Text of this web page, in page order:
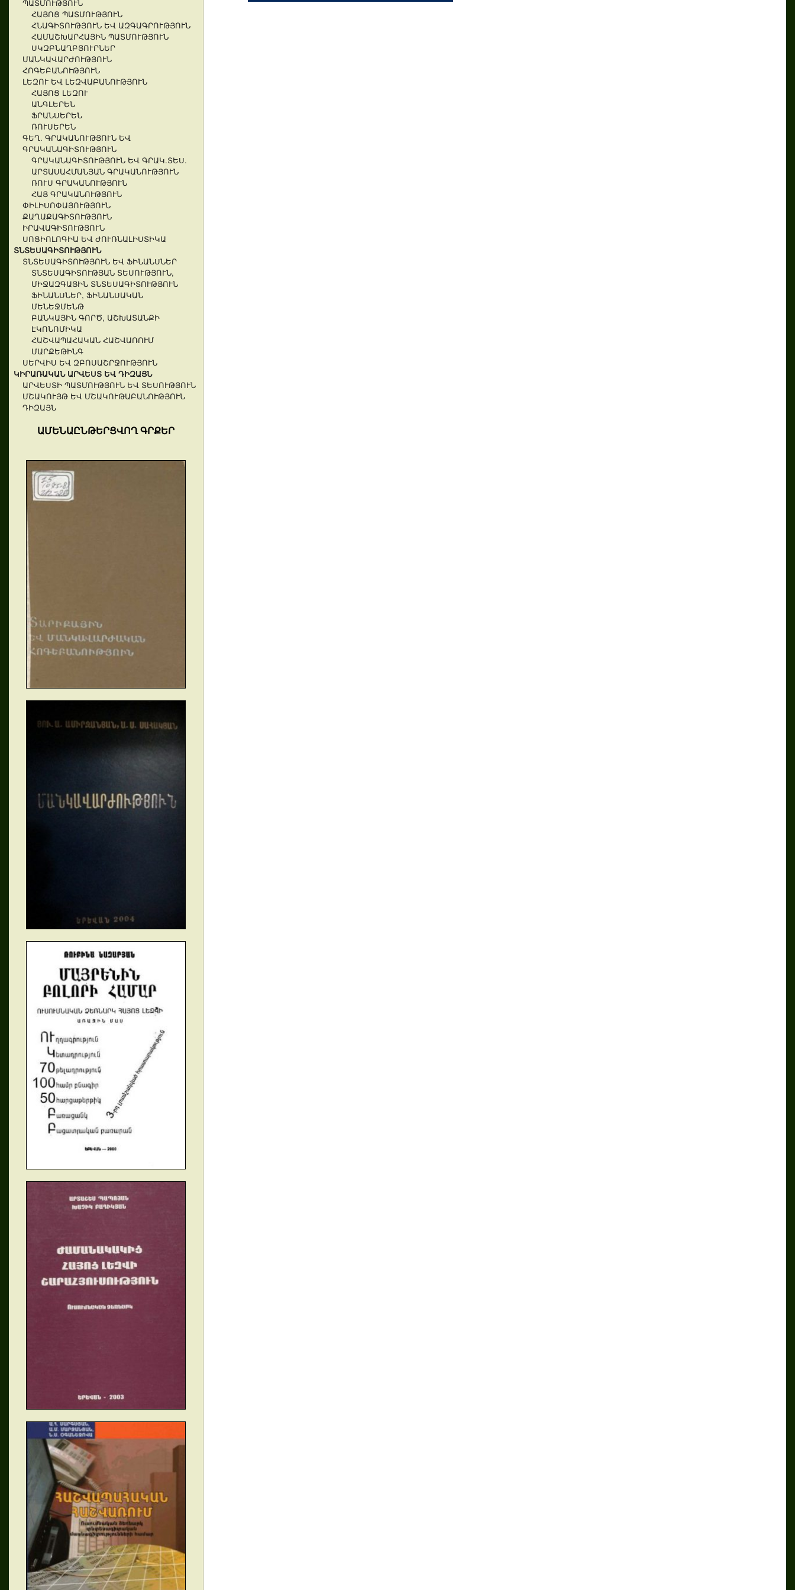
ՊԱՏՄՈՒԹՅՈՒՆ
ՀԱՅՈՑ ՊԱՏՄՈՒԹՅՈՒՆ
ՀՆԱԳԻՏՈՒԹՅՈՒՆ ԵՎ ԱԶԳԱԳՐՈՒԹՅՈՒՆ
ՀԱՄԱՇԽԱՐՀԱՅԻՆ ՊԱՏՄՈՒԹՅՈՒՆ
ՍԿԶԲՆԱՂԲՅՈՒՐՆԵՐ
ՄԱՆԿԱՎԱՐԺՈՒԹՅՈՒՆ
ՀՈԳԵԲԱՆՈՒԹՅՈՒՆ
ԼԵԶՈՒ ԵՎ ԼԵԶՎԱԲԱՆՈՒԹՅՈՒՆ
ՀԱՅՈՑ ԼԵԶՈՒ
ԱՆԳԼԵՐԵՆ
ՖՐԱՆՍԵՐԵՆ
ՌՈՒՍԵՐԵՆ
ԳԵՂ. ԳՐԱԿԱՆՈՒԹՅՈՒՆ ԵՎ
ԳՐԱԿԱՆԱԳԻՏՈՒԹՅՈՒՆ
ԳՐԱԿԱՆԱԳԻՏՈՒԹՅՈՒՆ ԵՎ ԳՐԱԿ.ՏԵՍ.
ԱՐՏԱՍԱՀՄԱՆՅԱՆ ԳՐԱԿԱՆՈՒԹՅՈՒՆ
ՌՈՒՍ ԳՐԱԿԱՆՈՒԹՅՈՒՆ
ՀԱՅ ԳՐԱԿԱՆՈՒԹՅՈՒՆ
ՓԻԼԻՍՈՓԱՅՈՒԹՅՈՒՆ
ՔԱՂԱՔԱԳԻՏՈՒԹՅՈՒՆ
ԻՐԱՎԱԳԻՏՈՒԹՅՈՒՆ
ՍՈՑԻՈԼՈԳԻԱ ԵՎ ԺՈՒՌՆԱԼԻՍՏԻԿԱ
ՏՆՏԵՍԱԳԻՏՈՒԹՅՈՒՆ
ՏՆՏԵՍԱԳԻՏՈՒԹՅՈՒՆ ԵՎ ՖԻՆԱՆՍՆԵՐ
ՏՆՏԵՍԱԳԻՏՈՒԹՅԱՆ ՏԵՍՈՒԹՅՈՒՆ,
ՄԻՋԱԶԳԱՅԻՆ ՏՆՏԵՍԱԳԻՏՈՒԹՅՈՒՆ
ՖԻՆԱՆՍՆԵՐ, ՖԻՆԱՆՍԱԿԱՆ
ՄԵՆԵՋՄԵՆԹ
ԲԱՆԿԱՅԻՆ ԳՈՐԾ, ԱՇԽԱՏԱՆՔԻ
ԷԿՈՆՈՄԻԿԱ
ՀԱՇՎԱՊԱՀԱԿԱՆ ՀԱՇՎԱՌՈՒՄ
ՄԱՐՔԵԹԻՆԳ
ՍԵՐՎԻՍ ԵՎ ԶԲՈՍԱՇՐՋՈՒԹՅՈՒՆ
ԿԻՐԱՌԱԿԱՆ ԱՐՎԵՍՏ ԵՎ ԴԻԶԱՅՆ
ԱՐՎԵՍՏԻ ՊԱՏՄՈՒԹՅՈՒՆ ԵՎ ՏԵՍՈՒԹՅՈՒՆ
ՄՇԱԿՈՒՅԹ ԵՎ ՄՇԱԿՈՒԹԱԲԱՆՈՒԹՅՈՒՆ
ԴԻԶԱՅՆ
ԱՄԵՆԱԸՆԹԵՐՑՎՈՂ ԳՐՔԵՐ